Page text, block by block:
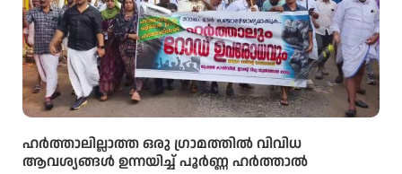
ഹർത്താലില്ലാത്ത ഒരു ഗ്രാമത്തിൽ വിവിധ
ആവശ്യങ്ങൾ ഉന്നയിച്ച് പൂർണ്ണ ഹർത്താൽ